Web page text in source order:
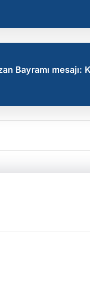
Bayramı mesajı: